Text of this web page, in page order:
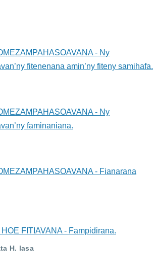
- Ny
fitenenana amin’ny fiteny samihafa.
- Ny
faminaniana.
- Fianarana
FITIAVANA - Fampidirana.
H. lasa